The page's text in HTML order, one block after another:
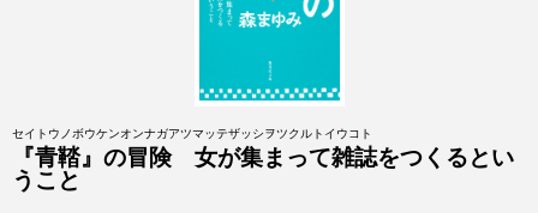
セイトウノボウケンオンナガアツマッテザッシヲツクルトイウコト
『青鞜』の冒険 女が集まって雑誌をつくるとい
うこと